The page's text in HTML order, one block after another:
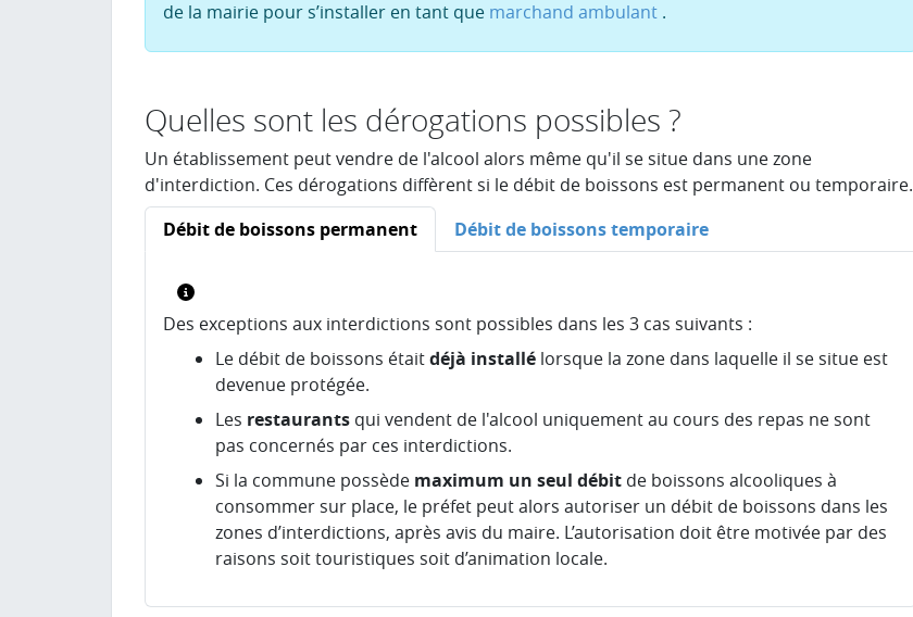
de la mairie pour s’installer en tant que marchand ambulant .
Quelles sont les dérogations possibles ?
Un établissement peut vendre de l'alcool alors même qu'il se situe dans une zone
d'interdiction. Ces dérogations diffèrent si le débit de boissons est permanent ou temporaire.
Débit de boissons permanent
Débit de boissons temporaire
Des exceptions aux interdictions sont possibles dans les 3 cas suivants :
Le débit de boissons étaitdéjà installé lorsque la zone dans laquelle il se situe est
devenue protégée.
Les restaurants qui vendent de l'alcool uniquement au cours des repas ne sont
pas concernés par ces interdictions.
Si la commune possède maximum un seul débit de boissons alcooliques à
consommer sur place, le préfet peut alors autoriser un débit de boissons dans les
zones d’interdictions, après avis du maire. L’autorisation doit être motivée par des
raisons soit touristiques soit d’animation locale.